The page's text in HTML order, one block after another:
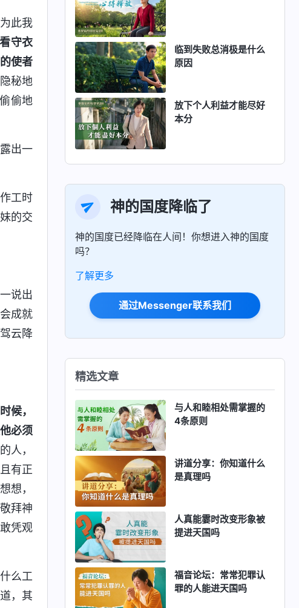
此我
守衣
使者
秘地
偷地
出一
工时
的交
说出
成就
云降
候，
必须
人，
有正
想，
拜神
凭观
么工
，其
临到失败总消极是什么
原因
放下个人利益才能尽好
本分
神的国度降临了
神的国度已经降临在人间！你想进入神的国度
吗？
了解更多
通过Messenger联系我们
精选文章
与人和睦相处需掌握的
4条原则
讲道分享：你知道什么
是真理吗
人真能霎时改变形象被
提进天国吗
福音论坛：常常犯罪认
罪的人能进天国吗